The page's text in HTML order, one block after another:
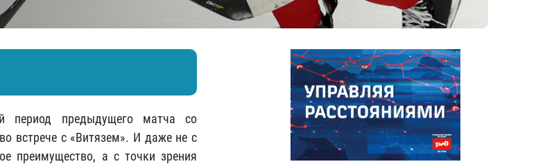
период предыдущего матча со
встрече с «Витязем». И даже не с
преимущество, а с точки зрения